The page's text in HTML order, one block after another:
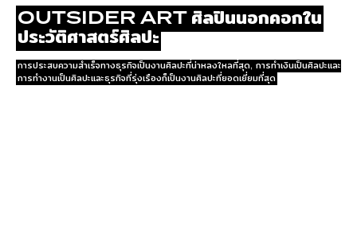
OUTSIDER ART ศิลปินนอกคอกใน
ประวัติศาสตร์ศิลปะ
การประสบความสำเร็จทางธุรกิจเป็นงานศิลปะที่น่าหลงใหลที่สุด, การทำเงินเป็นศิลปะและ
การทำงานเป็นศิลปะและธุรกิจที่รุ่งเรืองก็เป็นงานศิลปะที่ยอดเยี่ยมที่สุด